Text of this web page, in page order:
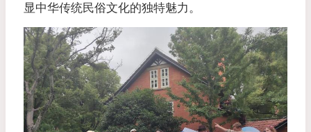
显中华传统民俗文化的独特魅力。